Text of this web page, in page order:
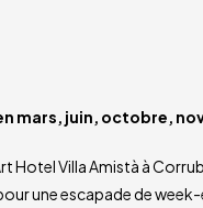
mars, juin, octobre,
Hotel Villa Amistà à
une escapade de